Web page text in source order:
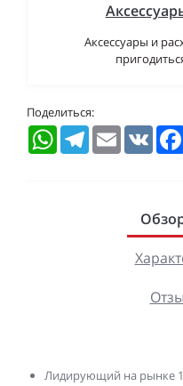
Аксессуары и
Поделиться:
WhatsAppTelegramEmail VK
Лидирующий на рынке